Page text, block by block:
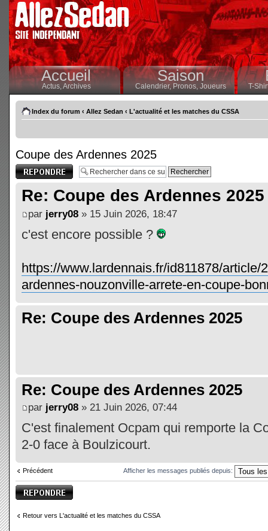
Accueil
Actus,Archives
Saison
Calendrier,Pronos, Joueurs T-
Index du forum ‹ Allez Sedan ‹ L'actualité et les matches du CSSA
Coupe des Ardennes 2025
Publier une
réponse
Re: Coupe des Ardennes 2025
par jerry08 » 15 Juin 2026, 18:47
c'est encore possible ?
https://www.lardennais.fr/id811878/article/
ardennes-nouzonville-arrete-en-coupe-
Re: Coupe des Ardennes 2025
Re: Coupe des Ardennes 2025
par jerry08 » 21 Juin 2026, 07:44
C'est finalement Ocpam qui remporte la
2-0 face à Boulzicourt.
Précédent Afficher les messages publiés depuis:
Publier une
réponse
Retour vers L'actualité et les matches du CSSA